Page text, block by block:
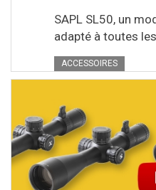
SAPL SL50, un
adapté à toutes
ACCESSOIRES